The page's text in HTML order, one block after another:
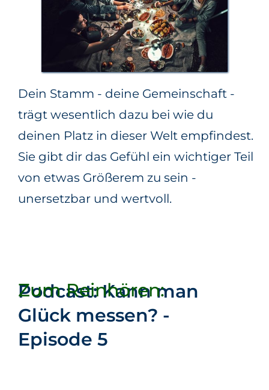
Dein Stamm - deine Gemeinschaft -
trägt wesentlich dazu bei wie du
deinen Platz in dieser Welt empfindest.
Sie gibt dir das Gefühl ein wichtiger Teil
von etwas Größerem zu sein -
unersetzbar und wertvoll.
Zum Reinhören:
Podcast: Kann man
Glück messen? -
Episode 5